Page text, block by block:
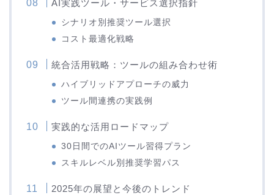
AI実践ツール・サービス選択指針
シナリオ別推奨ツール選択
コスト最適化戦略
統合活用戦略：ツールの組み合わせ術
ハイブリッドアプローチの威力
ツール間連携の実践例
実践的な活用ロードマップ
30日間でのAIツール習得プラン
スキルレベル別推奨学習パス
2025年の展望と今後のトレンド